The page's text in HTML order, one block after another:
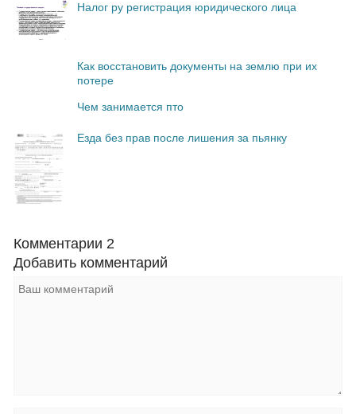
Налог ру регистрация юридического лица
Как восстановить документы на землю при их
потере
Чем занимается пто
Езда без прав после лишения за пьянку
Комментарии 2
Добавить комментарий